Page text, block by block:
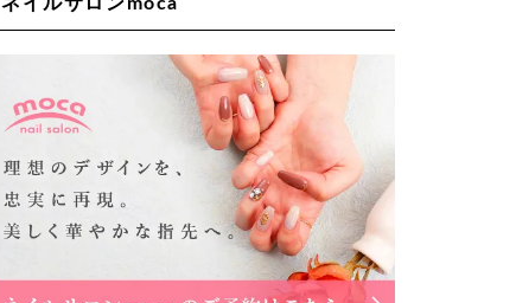
Lee東三国店
大阪市淀川区東三国4-8-11 大拓ハイツ6
06-6395-9555
Lee布施店
大阪府東大阪市足代2丁目1-5 モンテノ
ーム布施1F
06-6748-0778
大阪府枚方市岡東町18-15 キューブ枚
方駅前ビル2F-A